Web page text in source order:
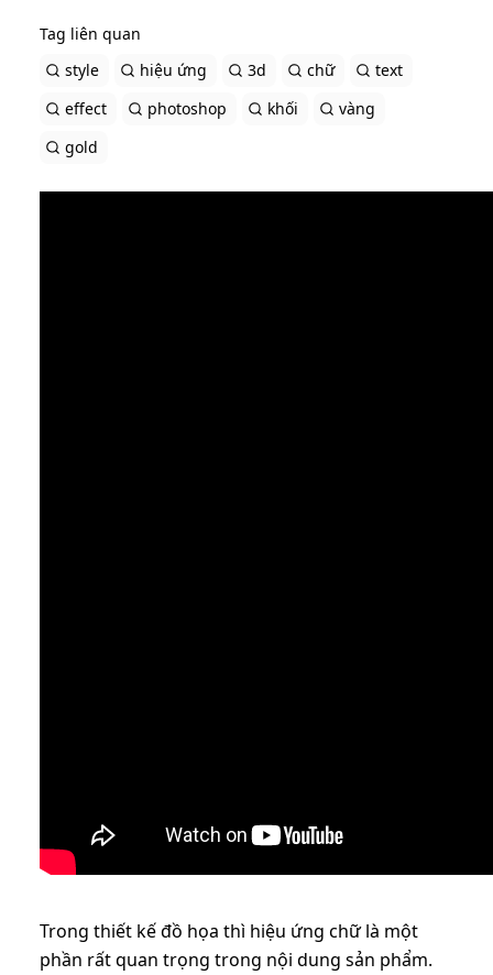
Tag liên quan
style
hiệu ứng 3d chữ
text
effect
photoshop khối
vàng
gold
Trong thiết kế đồ họa thì hiệu ứng chữ là một
phần rất quan trọng trong nội dung sản phẩm.